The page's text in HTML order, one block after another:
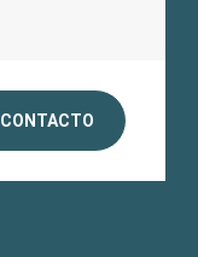
CONTACTO